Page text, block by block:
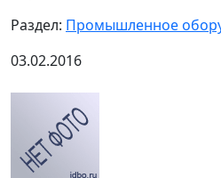
Раздел: Промышленное
03.02.2016